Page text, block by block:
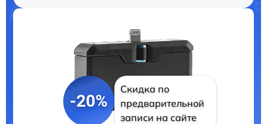
-20%
Скидка по
предварительной
записи на сайте